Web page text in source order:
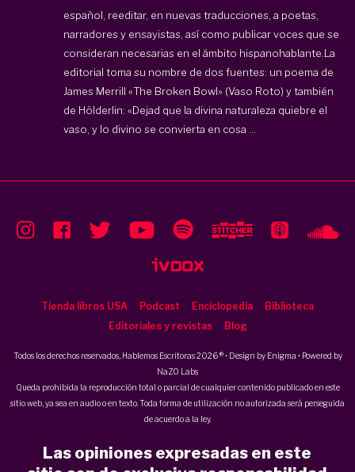
español, reeditar, en nuevas traducciones, a poetas,
narradores y ensayistas, así como publicar voces que se
consideran necesarias en el ámbito hispanohablante.La
editorial toma su nombre de dos fuentes: un poema de
James Merrill «The Broken Bowl» (Vaso Roto) y también
de Hölderlin: «Dejad que la divina naturaleza quiebre el
vaso, y lo divino se convierta en cosa ...
Tienda libros USA Podcast Enciclopedia
Biblioteca
Editoriales y revistas
Blog
Todos los derechos reservados, Hablemos Escritoras 2026 ® • Design by Enigma • Powered by
NaZO Labs
Queda prohibida la reproducción total o parcial de cualquier contenido publicado en este
sitio web, ya sea en audio o en texto. Toda forma de utilización no autorizada será perseguida
de acuerdo a la ley.
Las opiniones expresadas en este